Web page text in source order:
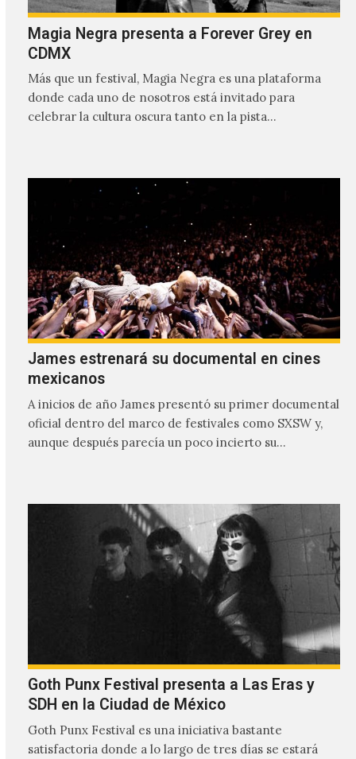
Magia Negra presenta a Forever Grey en
CDMX
Más que un festival, Magia Negra es una plataforma
donde cada uno de nosotros está invitado para
celebrar la cultura oscura tanto en la pista…
James estrenará su documental en cines
mexicanos
A inicios de año James presentó su primer documental
oficial dentro del marco de festivales como SXSW y,
aunque después parecía un poco incierto su…
Goth Punx Festival presenta a Las Eras y
SDH en la Ciudad de México
Goth Punx Festival es una iniciativa bastante
satisfactoria donde a lo largo de tres días se estará